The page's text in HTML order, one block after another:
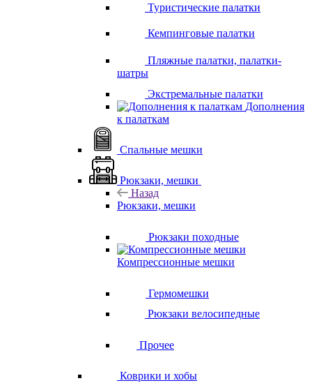
Туристические палатки
Кемпинговые палатки
Пляжные палатки, палатки-
шатры
Экстремальные палатки
Дополнения
к палаткам
Спальные мешки
Рюкзаки, мешки
Назад
Рюкзаки, мешки
Рюкзаки походные
Компрессионные мешки
Гермомешки
Рюкзаки велосипедные
Прочее
Коврики и хобы